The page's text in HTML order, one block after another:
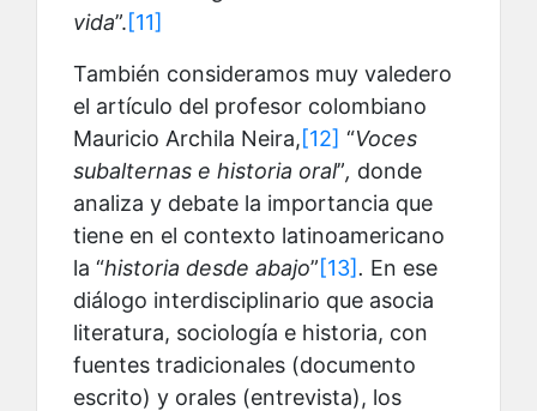
vida”.[11]
También consideramos muy valedero
el artículo del profesor colombiano
Mauricio Archila Neira,[12] “Voces
subalternas e historia oral”, donde
analiza y debate la importancia que
tiene en el contexto latinoamericano
la “historia desde abajo”[13]. En ese
diálogo interdisciplinario que asocia
literatura, sociología e historia, con
fuentes tradicionales (documento
escrito) y orales (entrevista), los